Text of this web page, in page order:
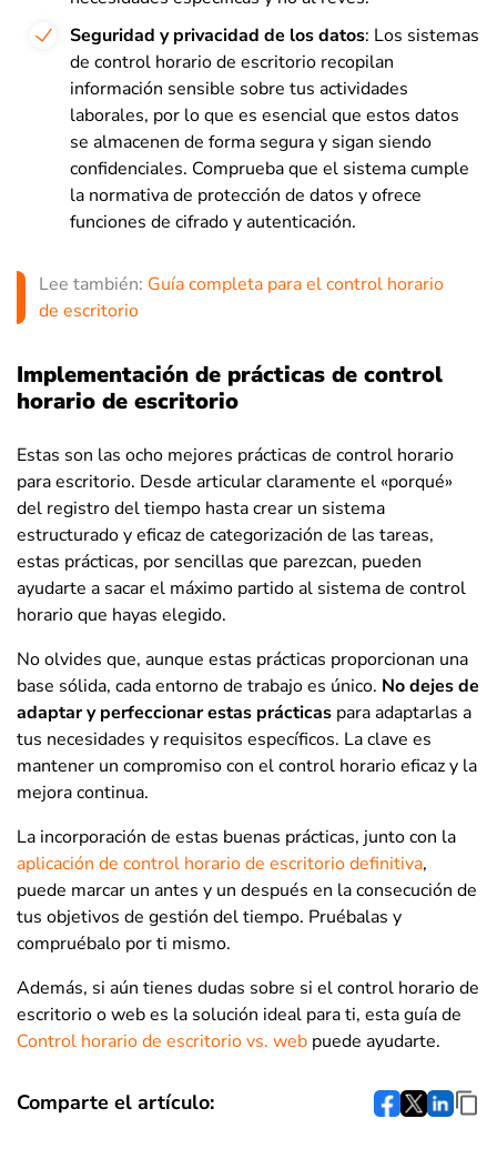
Seguridad y privacidad de los datos: Los sistemas
de control horario de escritorio recopilan
información sensible sobre tus actividades
laborales, por lo que es esencial que estos datos
se almacenen de forma segura y sigan siendo
confidenciales. Comprueba que el sistema cumple
la normativa de protección de datos y ofrece
funciones de cifrado y autenticación.
Lee también: Guía completa para el control horario
de escritorio
Implementación de prácticas de control
horario de escritorio
Estas son las ocho mejores prácticas de control horario
para escritorio. Desde articular claramente el «porqué»
del registro del tiempo hasta crear un sistema
estructurado y eficaz de categorización de las tareas,
estas prácticas, por sencillas que parezcan, pueden
ayudarte a sacar el máximo partido al sistema de control
horario que hayas elegido.
No olvides que, aunque estas prácticas proporcionan una
base sólida, cada entorno de trabajo es único. No dejes de
adaptar y perfeccionar estas prácticas para adaptarlas a
tus necesidades y requisitos específicos. La clave es
mantener un compromiso con el control horario eficaz y la
mejora continua.
La incorporación de estas buenas prácticas, junto con la
aplicación de control horario de escritorio definitiva,
puede marcar un antes y un después en la consecución de
tus objetivos de gestión del tiempo. Pruébalas y
compruébalo por ti mismo.
Además, si aún tienes dudas sobre si el control horario de
escritorio o web es la solución ideal para ti, esta guía de
Control horario de escritorio vs. web puede ayudarte.
Comparte el artículo: